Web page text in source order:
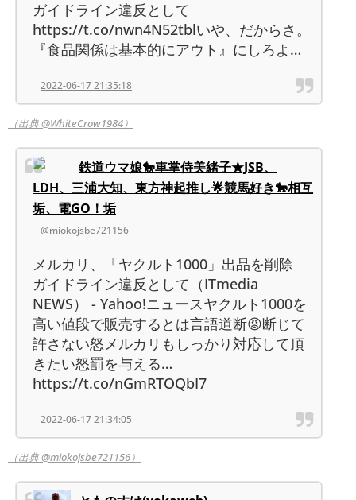
ガイドライン違反として
https://t.co/nwn4N52tblいや、だからさ。
『食品関係は基本的にアウト』にしろよ…
2022-06-17 21:35:18
（出典 @WhiteCrow1984）
鉄道ウマ娘🐎車掌侍美緒子★JSB、
LDH、三浦大知、東方神起推し🌟競馬好き🐎相互
垢、電GO！垢
@miokojsbe721156
メルカリ、「ヤクルト1000」出品を削除
ガイドライン違反として（ITmedia
NEWS） - Yahoo!ニュースヤクルト1000を
高い値段で販売するとは言語道断😡断じて
許さない怒メルカリもしっかり対応して頂
きたい怒罰を与える…
https://t.co/nGmRTOQbI7
2022-06-17 21:34:05
（出典 @miokojsbe721156）